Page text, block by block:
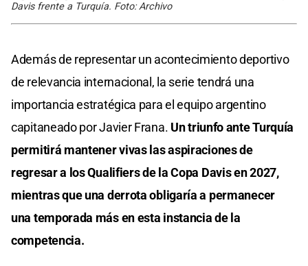
Davis frente a Turquía. Foto: Archivo
Además de representar un acontecimiento deportivo
de relevancia internacional, la serie tendrá una
importancia estratégica para el equipo argentino
capitaneado por Javier Frana. Un triunfo ante Turquía
permitirá mantener vivas las aspiraciones de
regresar a los Qualifiers de la Copa Davis en 2027,
mientras que una derrota obligaría a permanecer
una temporada más en esta instancia de la
competencia.